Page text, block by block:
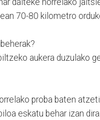
70-80 kilometro
aukera duzulako
proba baten
eskatu behar izan